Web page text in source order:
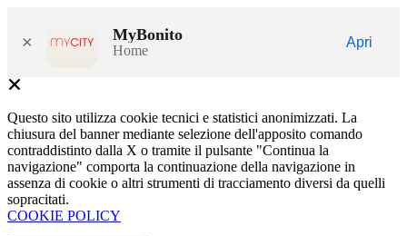
× MyBonito
Home
Apri
Questo sito utilizza cookie tecnici e statistici anonimizzati. La
chiusura del banner mediante selezione dell'apposito comando
contraddistinto dalla X o tramite il pulsante "Continua la
navigazione" comporta la continuazione della navigazione in
assenza di cookie o altri strumenti di tracciamento diversi da quelli
sopracitati.
COOKIE POLICY